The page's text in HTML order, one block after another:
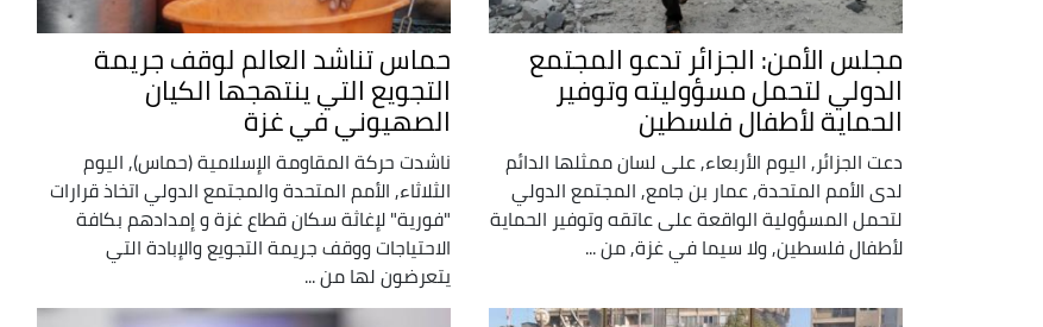
مجلس الأمن: الجزائر تدعو المجتمع
الدولي لتحمل مسؤوليته وتوفير
الحماية لأطفال فلسطين
دعت الجزائر, اليوم الأربعاء, على لسان ممثلها الدائم
لدى الأمم المتحدة, عمار بن جامع, المجتمع الدولي
لتحمل المسؤولية الواقعة على عاتقه وتوفير الحماية
لأطفال فلسطين, ولا سيما في غزة, من ...
حماس تناشد العالم لوقف جريمة
التجويع التي ينتهجها الكيان
الصهيوني في غزة
ناشدت حركة المقاومة الإسلامية (حماس), اليوم
الثلاثاء, الأمم المتحدة والمجتمع الدولي اتخاذ قرارات
"فورية" لإغاثة سكان قطاع غزة و إمدادهم بكافة
الاحتياجات ووقف جريمة التجويع والإبادة التي
يتعرضون لها من ...